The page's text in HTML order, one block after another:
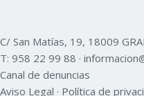
C/ San Matías, 19, 18009
T: 958 22 99 88 ·
Canal de denuncias
Aviso Legal · Política de